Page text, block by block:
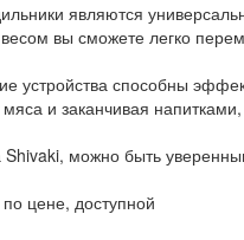
являются
вы сможете легко
устройства способны
и заканчивая
Shivaki, можно быть
цене, доступной